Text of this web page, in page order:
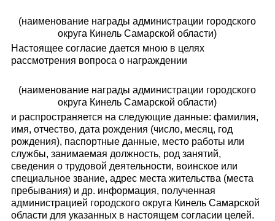
(наименование награды администрации городского
округа Кинель Самарской области)
Настоящее согласие дается мною в целях
рассмотрения вопроса о награждении
(наименование награды администрации городского
округа Кинель Самарской области)
и распространяется на следующие данные: фамилия,
имя, отчество, дата рождения (число, месяц, год
рождения), паспортные данные, место работы или
службы, занимаемая должность, род занятий,
сведения о трудовой деятельности, воинское или
специальное звание, адрес места жительства (места
пребывания) и др. информация, полученная
администрацией городского округа Кинель Самарской
области для указанных в настоящем согласии целей.